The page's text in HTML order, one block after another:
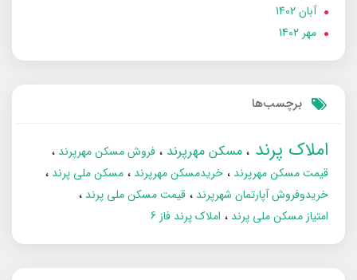
آبان 1402
مهر 1402
برچسب‌ها
املاک پرند مسکن مهرپرند
فروش مسکن مهرپرند
قیمت مسکن مهرپرند
خریدمسکن مهرپرند
مسکن ملی پرند
خریدوفروش آپارتمان شهرپرند
قیمت مسکن ملی پرند
امتیاز مسکن ملی پرند
املاک پرند فاز 6